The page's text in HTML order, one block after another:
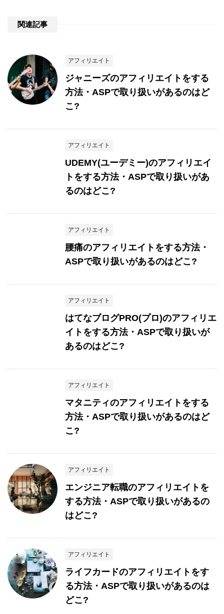
関連記事
アフィリエイト
ジャニーズのアフィリエイトをする
方法・ASPで取り扱いがあるのはど
こ?
アフィリエイト
UDEMY(ユーデミー)のアフィリエイ
トをする方法・ASPで取り扱いがあ
るのはどこ?
アフィリエイト
腰痛のアフィリエイトをする方法・
ASPで取り扱いがあるのはどこ?
アフィリエイト
はてなブログPRO(プロ)のアフィリエ
イトをする方法・ASPで取り扱いが
あるのはどこ?
アフィリエイト
マタニティのアフィリエイトをする
方法・ASPで取り扱いがあるのはど
こ?
アフィリエイト
エンジニア転職のアフィリエイトを
する方法・ASPで取り扱いがあるの
はどこ?
アフィリエイト
ライフカードのアフィリエイトをす
る方法・ASPで取り扱いがあるのは
どこ?